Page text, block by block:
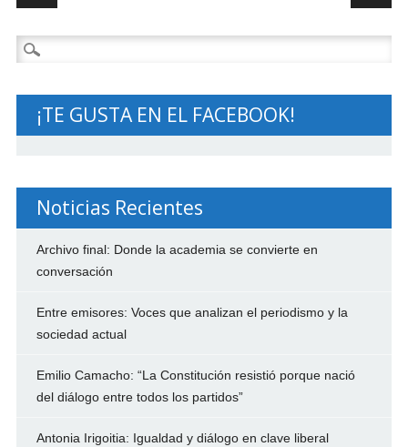
Buscar:
¡TE GUSTA EN EL FACEBOOK!
Noticias Recientes
Archivo final: Donde la academia se convierte en
conversación
Entre emisores: Voces que analizan el periodismo y la
sociedad actual
Emilio Camacho: “La Constitución resistió porque nació
del diálogo entre todos los partidos”
Antonia Irigoitia: Igualdad y diálogo en clave liberal